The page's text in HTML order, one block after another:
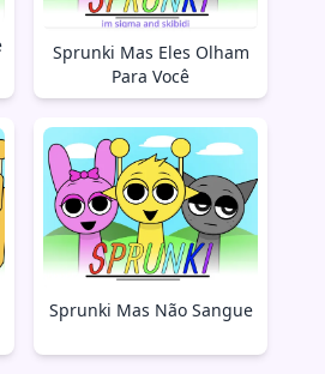
Sprunki Mas Eles Olham
Para Você
Sprunki Mas Não Sangue